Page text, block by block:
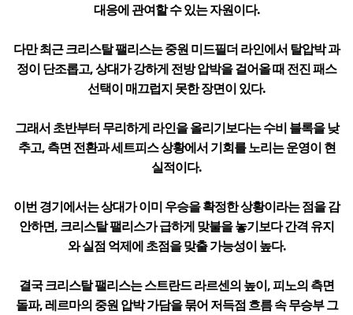
대응에 관여할 수 있는 자원이다.
다만 최근 크리스탈 팰리스는 중원 미드필더 라인에서 탈압박 과
정이 단조롭고, 상대가 강하게 전방 압박을 걸어올 때 전진 패스
선택이 매끄럽지 못한 장면이 있다.
그래서 초반부터 무리하게 라인을 올리기보다는 수비 블록을 낮
추고, 측면 전환과 세트피스 상황에서 기회를 노리는 운영이 현
실적이다.
이번 경기에서는 상대가 이미 우승을 확정한 상황이라는 점을 감
안하면, 크리스탈 팰리스가 급하게 맞불을 놓기보다 간격 유지
와 실점 억제에 초점을 맞출 가능성이 높다.
결국 크리스탈 팰리스는 스트란드 라르센의 높이, 피노의 측면
돌파, 레르마의 중원 압박 가담을 묶어 저득점 흐름 속 무승부 그